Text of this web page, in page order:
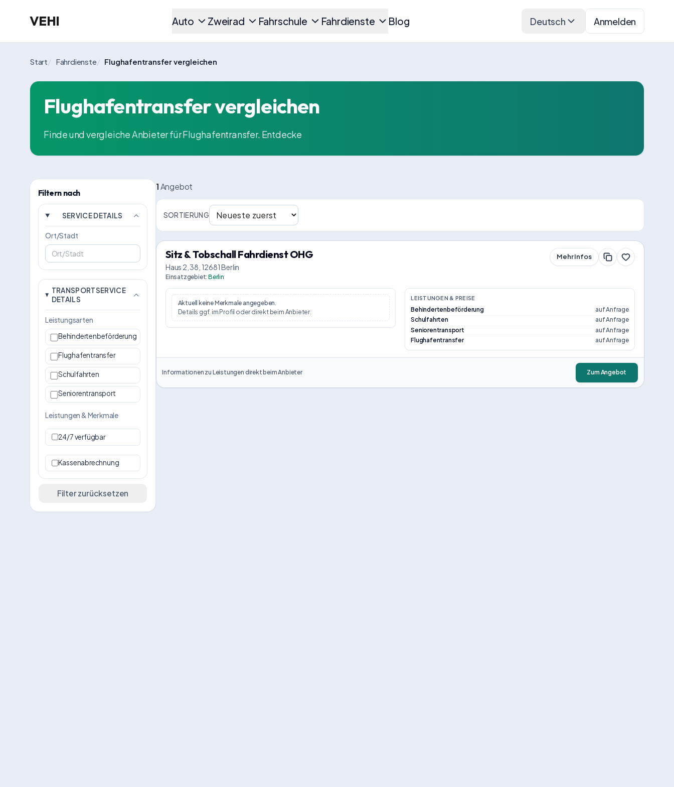
VEHI Auto Zweirad Fahrschule Fahrdienste Blog Deutsch Anmelden
Start/ Fahrdienste/ Flughafentransfer vergleichen
Flughafentransfer vergleichen
Finde und vergleiche Anbieter für Flughafentransfer. Entdecke
Filtern nach
SERVICE DETAILS
Ort/Stadt
TRANSPORTSERVICE
DETAILS
Leistungsarten
Behindertenbeförderung
Flughafentransfer
Schulfahrten
Seniorentransport
Leistungen & Merkmale
24/7 verfügbar
Kassenabrechnung
Filter zurücksetzen
1 Angebot
SORTIERUNG
Sitz & Tobschall Fahrdienst OHG
Haus 2, 38, 12681 Berlin
Einsatzgebiet:Berlin
Mehr Infos
Aktuell keine Merkmale angegeben.
Details ggf. im Profil oder direkt beim Anbieter.
LEISTUNGEN & PREISE
Behindertenbeförderung
auf Anfrage
Schulfahrten
auf Anfrage
Seniorentransport
auf Anfrage
Flughafentransfer
auf Anfrage
Informationen zu Leistungen direkt beim Anbieter Zum Angebot